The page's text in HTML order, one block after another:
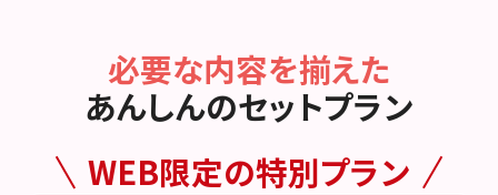
必要な内容を揃えた
あんしんのセットプラン
WEB限定の特別プラン